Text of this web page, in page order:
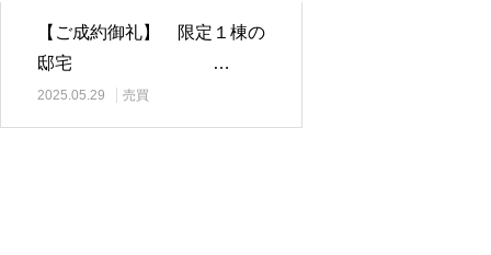
【ご成約御礼】 限定１棟の
邸宅 …
2025.05.29 売買